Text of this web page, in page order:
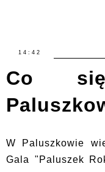
14:42
Co
W Paluszkowie
Gala "Paluszek